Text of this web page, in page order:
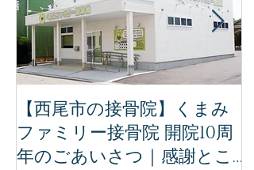
【西尾市の接骨院】くまみ
ファミリー接骨院 開院10周
年のごあいさつ｜感謝とこ